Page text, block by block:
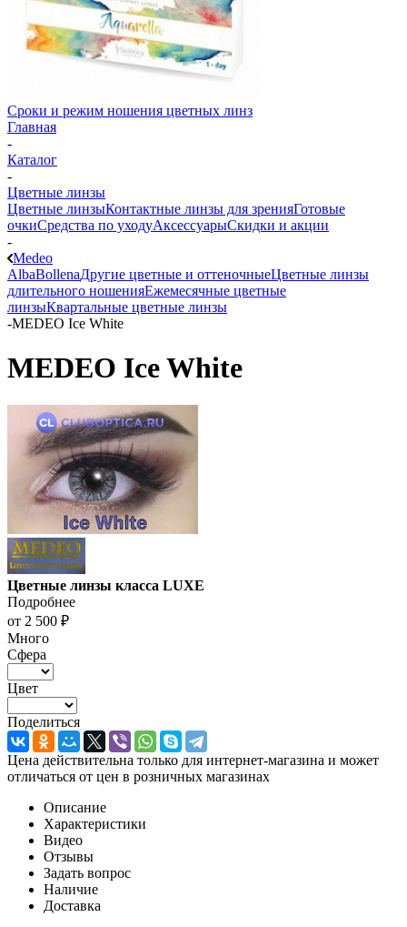
Сроки и режим ношения цветных линз
Главная
-
Каталог
-
Цветные линзы
Цветные линзыКонтактные линзы для зренияГотовые
очкиСредства по уходуАксессуарыСкидки и акции
-
Medeo
AlbaBollenaДругие цветные и оттеночныеЦветные линзы
длительного ношенияЕжемесячные цветные
линзыКвартальные цветные линзы
-MEDEO Ice White
MEDEO Ice White
Цветные линзы класса LUXE
Подробнее
от 2 500 ₽
Много
Сфера
Цвет
Поделиться
Цена действительна только для интернет-магазина и может
отличаться от цен в розничных магазинах
Описание
Характеристики
Видео
Отзывы
Задать вопрос
Наличие
Доставка